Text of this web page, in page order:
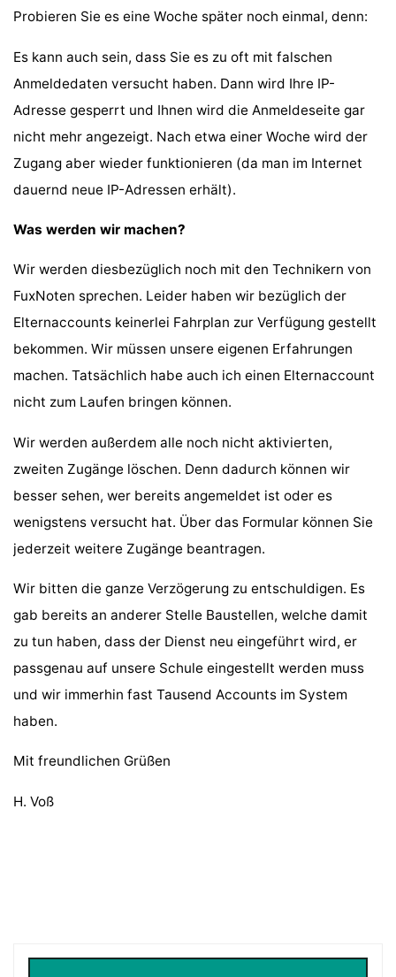
Probieren Sie es eine Woche später noch einmal, denn:
Es kann auch sein, dass Sie es zu oft mit falschen
Anmeldedaten versucht haben. Dann wird Ihre IP-
Adresse gesperrt und Ihnen wird die Anmeldeseite gar
nicht mehr angezeigt. Nach etwa einer Woche wird der
Zugang aber wieder funktionieren (da man im Internet
dauernd neue IP-Adressen erhält).
Was werden wir machen?
Wir werden diesbezüglich noch mit den Technikern von
FuxNoten sprechen. Leider haben wir bezüglich der
Elternaccounts keinerlei Fahrplan zur Verfügung gestellt
bekommen. Wir müssen unsere eigenen Erfahrungen
machen. Tatsächlich habe auch ich einen Elternaccount
nicht zum Laufen bringen können.
Wir werden außerdem alle noch nicht aktivierten,
zweiten Zugänge löschen. Denn dadurch können wir
besser sehen, wer bereits angemeldet ist oder es
wenigstens versucht hat. Über das Formular können Sie
jederzeit weitere Zugänge beantragen.
Wir bitten die ganze Verzögerung zu entschuldigen. Es
gab bereits an anderer Stelle Baustellen, welche damit
zu tun haben, dass der Dienst neu eingeführt wird, er
passgenau auf unsere Schule eingestellt werden muss
und wir immerhin fast Tausend Accounts im System
haben.
Mit freundlichen Grüßen
H. Voß